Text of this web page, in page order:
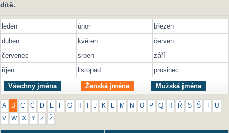
dítě.
leden únor
březen
duben
květen
červen
červenec
srpen
září
říjen
listopad prosinec
Všechny jména Ženská jména Mužská jména
A B C Č D E F G H J K M N O P Q R Ř S Š U
V W X Y Z Ž